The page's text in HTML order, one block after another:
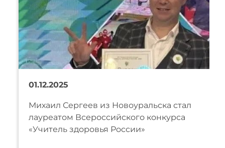
01.12.2025
Михаил Сергеев из Новоуральска стал
лауреатом Всероссийского конкурса
«Учитель здоровья России»